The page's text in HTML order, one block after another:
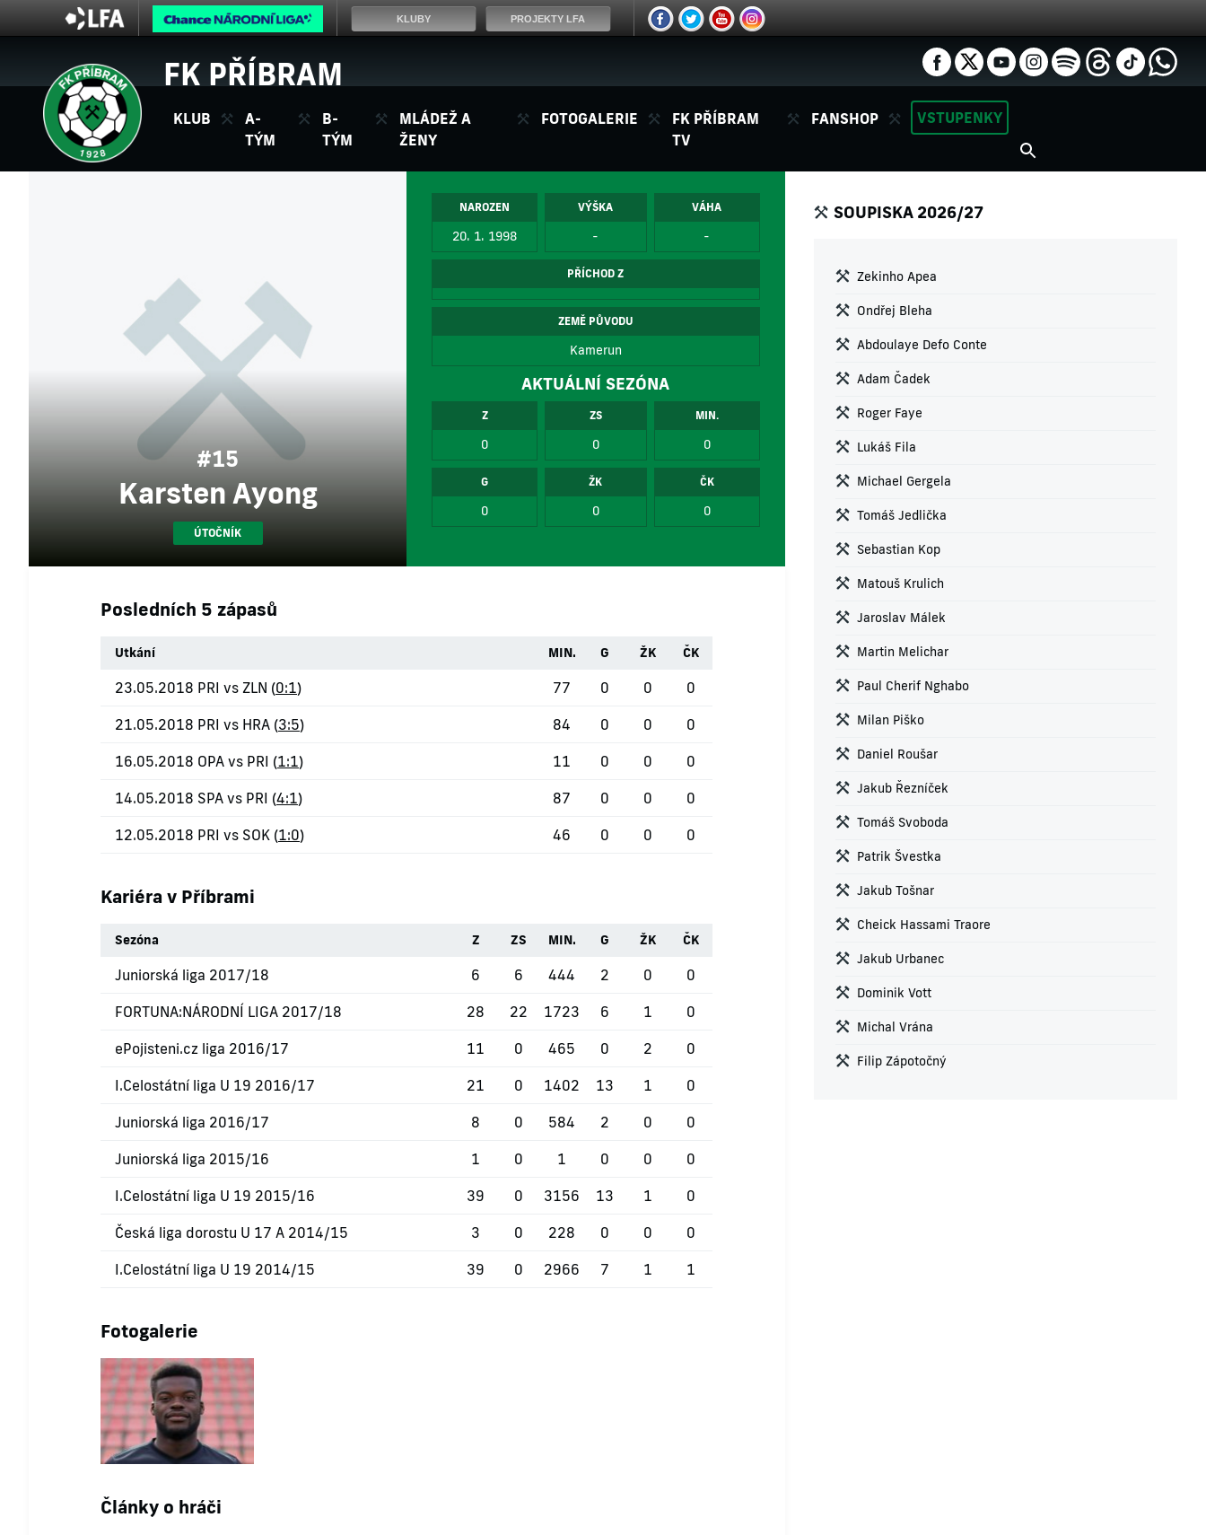
FK PŘÍBRAM
KLUB
A-
TÝM
B-
TÝM
MLÁDEŽ A
ŽENY
FOTOGALERIE
FK PŘÍBRAM
TV
FANSHOP VSTUPENKY
#15
Karsten Ayong
ÚTOČNÍK
NAROZEN
20. 1. 1998
VÝŠKA
-
VÁHA
-
PŘÍCHOD Z
ZEMĚ PŮVODU
Kamerun
AKTUÁLNÍ SEZÓNA
Z
0
ZS
0
MIN.
0
G
0
ŽK
0
ČK
0
Posledních 5 zápasů
Utkání MIN. G ŽK ČK
23.05.2018 PRI vs ZLN (0:1) 77 0 0 0
21.05.2018 PRI vs HRA (3:5) 84 0 0 0
16.05.2018 OPA vs PRI (1:1) 11 0 0 0
14.05.2018 SPA vs PRI (4:1) 87 0 0 0
12.05.2018 PRI vs SOK (1:0) 46 0 0 0
Kariéra v Příbrami
Sezóna Z ZS MIN. G ŽK ČK
Juniorská liga 2017/18 6 6 444 2 0 0
FORTUNA:NÁRODNÍ LIGA 2017/18 28 22 1723 6 1 0
ePojisteni.cz liga 2016/17 11 0 465 0 2 0
I.Celostátní liga U 19 2016/17 21 0 1402 13 1 0
Juniorská liga 2016/17 8 0 584 2 0 0
Juniorská liga 2015/16 1 0 1 0 0 0
I.Celostátní liga U 19 2015/16 39 0 3156 13 1 0
Česká liga dorostu U 17 A 2014/15 3 0 228 0 0 0
I.Celostátní liga U 19 2014/15 39 0 2966 7 1 1
Fotogalerie
Články o hráči
SOUPISKA 2026/27
Zekinho Apea
Ondřej Bleha
Abdoulaye Defo Conte
Adam Čadek
Roger Faye
Lukáš Fila
Michael Gergela
Tomáš Jedlička
Sebastian Kop
Matouš Krulich
Jaroslav Málek
Martin Melichar
Paul Cherif Nghabo
Milan Piško
Daniel Roušar
Jakub Řezníček
Tomáš Svoboda
Patrik Švestka
Jakub Tošnar
Cheick Hassami Traore
Jakub Urbanec
Dominik Vott
Michal Vrána
Filip Zápotočný
KLUBY PROJEKTY LFA